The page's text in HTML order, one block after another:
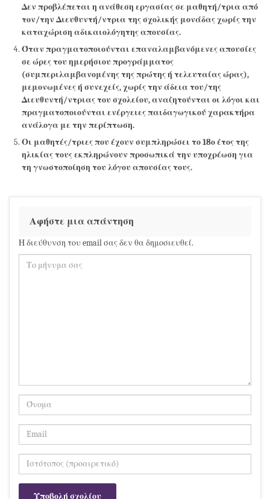
Δεν προβλέπεται η ανάθεση εργασίας σε μαθητή/τρια από
τον/την Διευθυντή/ντρια της σχολικής μονάδας χωρίς την
καταχώριση αδικαιολόγητης απουσίας.
Όταν πραγματοποιούνται επαναλαμβανόμενες απουσίες
σε ώρες του ημερήσιου προγράμματος
(συμπεριλαμβανομένης της πρώτης ή τελευταίας ώρας),
μεμονωμένες ή συνεχείς, χωρίς την άδεια του/της
Διευθυντή/ντριας του σχολείου, αναζητούνται οι λόγοι και
πραγματοποιούνται ενέργειες παιδαγωγικού χαρακτήρα
ανάλογα με την περίπτωση.
Οι μαθητές/τριες που έχουν συμπληρώσει το 18ο έτος της
ηλικίας τους εκπληρώνουν προσωπικά την υποχρέωση για
τη γνωστοποίηση του λόγου απουσίας τους.
Αφήστε μια απάντηση
Η διεύθυνση του email σας δεν θα δημοσιευθεί.